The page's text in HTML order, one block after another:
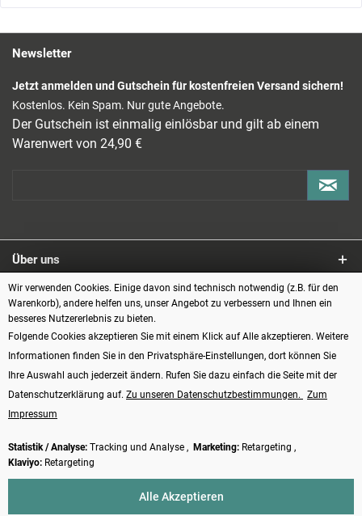
Newsletter
Jetzt anmelden und Gutschein für kostenfreien Versand sichern!
Kostenlos. Kein Spam. Nur gute Angebote.
Der Gutschein ist einmalig einlösbar und gilt ab einem
Warenwert von 24,90 €
Über uns
Service
Informationen
Zahlungsarten
Vertrag widerrufen
Wir verwenden Cookies. Einige davon sind technisch notwendig (z.B. für den
Warenkorb), andere helfen uns, unser Angebot zu verbessern und Ihnen ein
besseres Nutzererlebnis zu bieten.
Folgende Cookies akzeptieren Sie mit einem Klick auf Alle akzeptieren. Weitere
Informationen finden Sie in den Privatsphäre-Einstellungen, dort können Sie
Ihre Auswahl auch jederzeit ändern. Rufen Sie dazu einfach die Seite mit der
Datenschutzerklärung auf. Zu unseren Datenschutzbestimmungen.
Zum
Impressum
Statistik / Analyse: Tracking und Analyse , Marketing: Retargeting ,
Klaviyo: Retargeting
Alle Akzeptieren